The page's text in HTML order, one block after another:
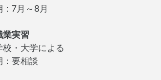
7月～8月
業実習
校・大学による
：要相談